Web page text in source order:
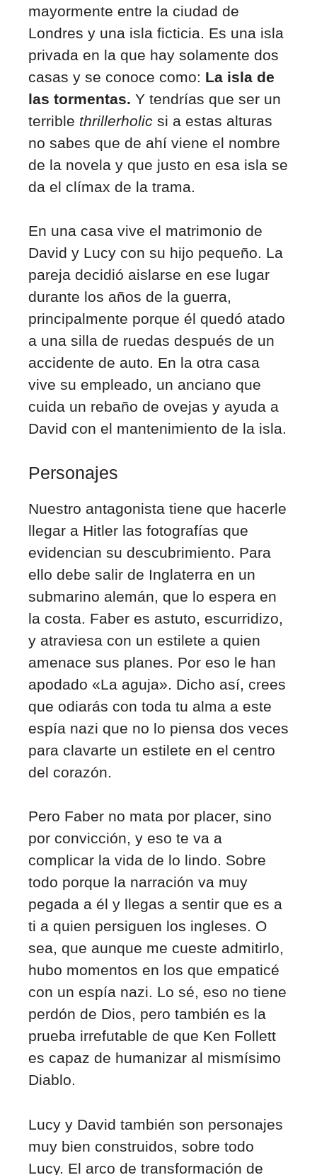
mayormente entre la ciudad de
Londres y una isla ficticia. Es una isla
privada en la que hay solamente dos
casas y se conoce como: La isla de
las tormentas. Y tendrías que ser un
terrible thrillerholic si a estas alturas
no sabes que de ahí viene el nombre
de la novela y que justo en esa isla se
da el clímax de la trama.
En una casa vive el matrimonio de
David y Lucy con su hijo pequeño. La
pareja decidió aislarse en ese lugar
durante los años de la guerra,
principalmente porque él quedó atado
a una silla de ruedas después de un
accidente de auto. En la otra casa
vive su empleado, un anciano que
cuida un rebaño de ovejas y ayuda a
David con el mantenimiento de la isla.
Personajes
Nuestro antagonista tiene que hacerle
llegar a Hitler las fotografías que
evidencian su descubrimiento. Para
ello debe salir de Inglaterra en un
submarino alemán, que lo espera en
la costa. Faber es astuto, escurridizo,
y atraviesa con un estilete a quien
amenace sus planes. Por eso le han
apodado «La aguja». Dicho así, crees
que odiarás con toda tu alma a este
espía nazi que no lo piensa dos veces
para clavarte un estilete en el centro
del corazón.
Pero Faber no mata por placer, sino
por convicción, y eso te va a
complicar la vida de lo lindo. Sobre
todo porque la narración va muy
pegada a él y llegas a sentir que es a
ti a quien persiguen los ingleses. O
sea, que aunque me cueste admitirlo,
hubo momentos en los que empaticé
con un espía nazi. Lo sé, eso no tiene
perdón de Dios, pero también es la
prueba irrefutable de que Ken Follett
es capaz de humanizar al mismísimo
Diablo.
Lucy y David también son personajes
muy bien construidos, sobre todo
Lucy. El arco de transformación de